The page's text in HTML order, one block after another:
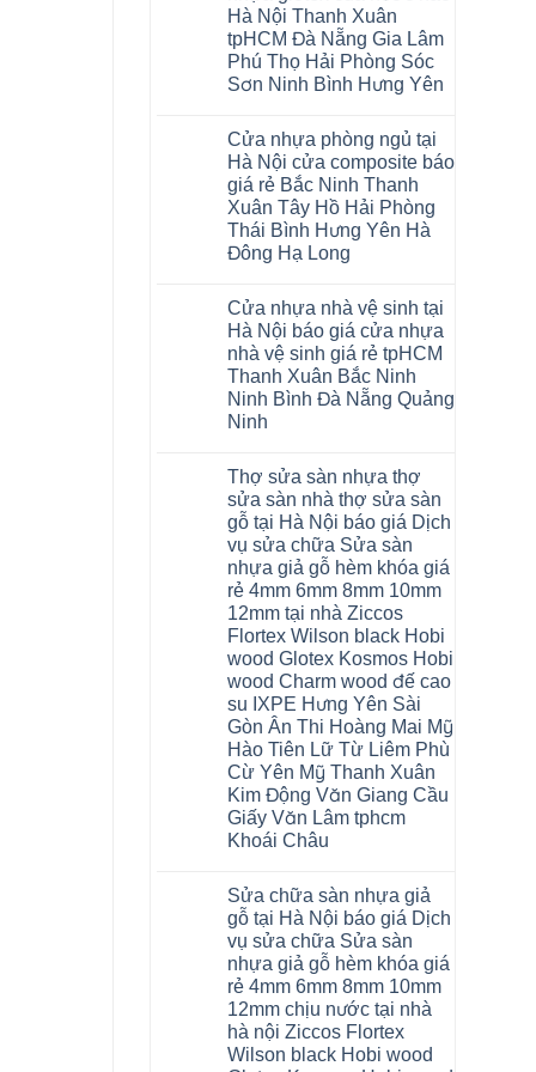
Thanh
Hóa
Quỳnh
Phụ
Phú
Thọ
Tuyên
Quang
Việt
Nam
khóa
4mm
6mm
đế
cao
su
và
cửa
nhựa
composite
giả
vân
không
gian
sang
trọng
Hà Nội Thanh Xuân
tpHCM Đà Nẵng Gia Lâm
Phú Thọ Hải Phòng Sóc
Sơn Ninh Bình Hưng Yên
bình
luận
ở
Sàn
nhựa
Glotex
4mm
giá
bao
nhựa
giả
gỗ
Glotex
có
tốt
không
sàn
nước
nào
Hà
Nội
Thanh
Xuân
tpHCM
Đà
Nẵng
Gia
Lâm
Phú
Thọ
Hải
Phòng
Sóc
Sơn
Ninh
Bình
Hưng
Yên
Cửa nhựa phòng ngủ tại
Hà Nội cửa composite báo
giá rẻ Bắc Ninh Thanh
Xuân Tây Hồ Hải Phòng
Thái Bình Hưng Yên Hà
Đông Hạ Long
bình
luận
ở
Cửa
nhựa
phòng
ngủ
tại
Hà
composite
báo
giá
rẻ
Bắc
Ninh
Thanh
Xuân
Tây
Hồ
Hải
Thái
Bình
Hưng
Yên
Hà
Đông
Hạ
Long
Cửa nhựa nhà vệ sinh tại
Hà Nội báo giá cửa nhựa
nhà vệ sinh giá rẻ tpHCM
Thanh Xuân Bắc Ninh
Ninh Bình Đà Nẵng Quảng
Ninh
bình
luận
ở
Cửa
nhựa
nhà
vệ
sinh
tại
Hà
Nội
báo
giá
cửa
nhựa
nhà
vệ
sinh
giá
rẻ
tpHCM
Thanh
Xuân
Bắc
Ninh
Đà
Nẵng
Quảng
Ninh
Thợ sửa sàn nhựa thợ
sửa sàn nhà thợ sửa sàn
gỗ tại Hà Nội báo giá Dịch
vụ sửa chữa Sửa sàn
nhựa giả gỗ hèm khóa giá
rẻ 4mm 6mm 8mm 10mm
12mm tại nhà Ziccos
Flortex Wilson black Hobi
wood Glotex Kosmos Hobi
wood Charm wood đế cao
su IXPE Hưng Yên Sài
Gòn Ân Thi Hoàng Mai Mỹ
Hào Tiên Lữ Từ Liêm Phù
Cừ Yên Mỹ Thanh Xuân
Kim Động Văn Giang Cầu
Giấy Văn Lâm tphcm
Khoái Châu
bình
luận
ở
Thợ
sửa
sàn
nhựa
thợ
sửa
sàn
nhà
thợ
Sửa chữa sàn nhựa giả
gỗ tại Hà Nội báo giá Dịch
vụ sửa chữa Sửa sàn
nhựa giả gỗ hèm khóa giá
rẻ 4mm 6mm 8mm 10mm
12mm chịu nước tại nhà
hà nội Ziccos Flortex
Wilson black Hobi wood